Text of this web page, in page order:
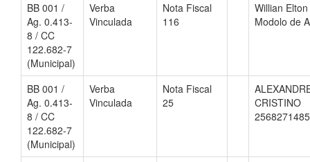
BB 001 /
Ag. 0.413-
8 / CC
122.682-7
(Municipal)
Verba
Vinculada
Nota Fiscal
116
Willian Elton
Modolo de
BB 001 /
Ag. 0.413-
8 / CC
122.682-7
(Municipal)
Verba
Vinculada
Nota Fiscal
25
CRISTINO